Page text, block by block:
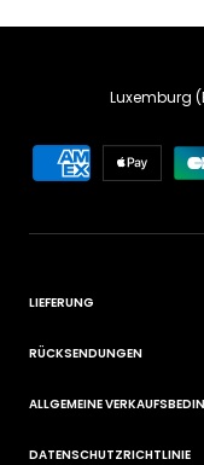
Land/Region
Luxemburg
LIEFERUNG
RÜCKSENDUNGEN
ALLGEMEINE
DATENSCHUTZRICHTLINIE